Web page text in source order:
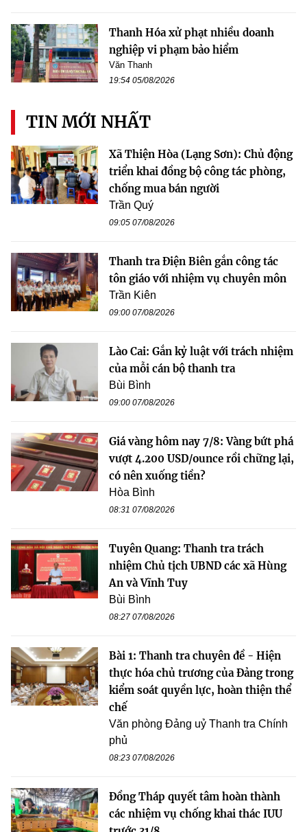
Thanh Hóa xử phạt nhiều doanh
nghiệp vi phạm bảo hiểm
Văn Thanh
19:54 05/08/2026
TIN MỚI NHẤT
Xã Thiện Hòa (Lạng Sơn): Chủ động
triển khai đồng bộ công tác phòng,
chống mua bán người
Trần Quý
09:05 07/08/2026
Thanh tra Điện Biên gắn công tác
tôn giáo với nhiệm vụ chuyên môn
Trần Kiên
09:00 07/08/2026
Lào Cai: Gắn kỷ luật với trách nhiệm
của mỗi cán bộ thanh tra
Bùi Bình
09:00 07/08/2026
Giá vàng hôm nay 7/8: Vàng bứt phá
vượt 4.200 USD/ounce rồi chững lại,
có nên xuống tiền?
Hòa Bình
08:31 07/08/2026
Tuyên Quang: Thanh tra trách
nhiệm Chủ tịch UBND các xã Hùng
An và Vĩnh Tuy
Bùi Bình
08:27 07/08/2026
Bài 1: Thanh tra chuyên đề - Hiện
thực hóa chủ trương của Đảng trong
kiểm soát quyền lực, hoàn thiện thể
chế
Văn phòng Đảng uỷ Thanh tra Chính
phủ
08:23 07/08/2026
Đồng Tháp quyết tâm hoàn thành
các nhiệm vụ chống khai thác IUU